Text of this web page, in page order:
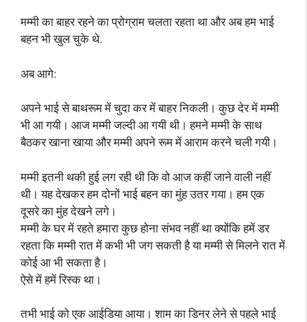
मम्मी का बाहर रहने का प्रोग्राम चलता रहता था और अब हम भाई
बहन भी खुल चुके थे.
अब आगे:
अपने भाई से बाथरूम में चुदा कर में बाहर निकली। कुछ देर में मम्मी
भी आ गयी। आज मम्मी जल्दी आ गयी थी। हमने मम्मी के साथ
बैठकर खाना खाया और मम्मी अपने रूम में आराम करने चली गयी।
मम्मी इतनी थकी हुई लग रही थी कि वो आज कहीं जाने वाली नहीं
थी। यह देखकर हम दोनों भाई बहन का मुंह उतर गया। हम एक
दूसरे का मुंह देखने लगे।
मम्मी के घर में रहते हमारा कुछ होना संभव नहीं था क्योंकि हमें डर
रहता कि मम्मी रात में कभी भी जग सकती है या मम्मी से मिलने रात में
कोई आ भी सकता है।
ऐसे में हमें रिस्क था।
तभी भाई को एक आईडिया आया। शाम का डिनर लेने से पहले भाई